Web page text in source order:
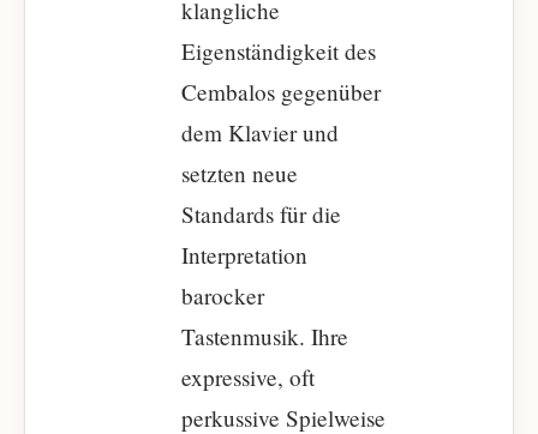
klangliche
Eigenständigkeit des
Cembalos gegenüber
dem Klavier und
setzten neue
Standards für die
Interpretation
barocker
Tastenmusik. Ihre
expressive, oft
perkussive Spielweise